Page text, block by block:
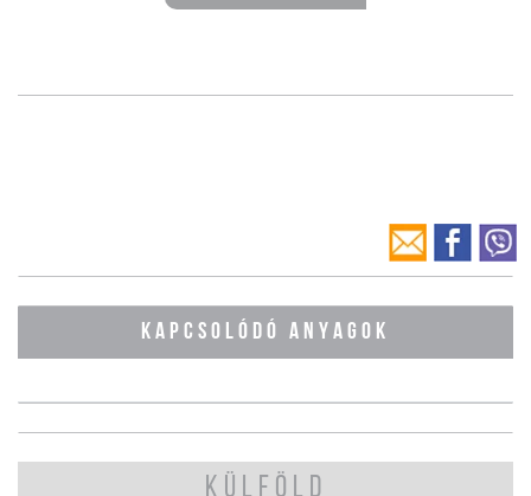
KAPCSOLÓDÓ ANYAGOK
KÜLFÖLD